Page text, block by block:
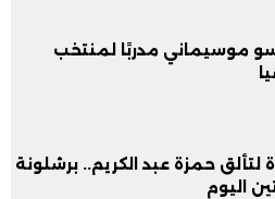
موسيماني مدربًا لمنتخب
حمزة عبد الكريم.. برشلونة
اليوم